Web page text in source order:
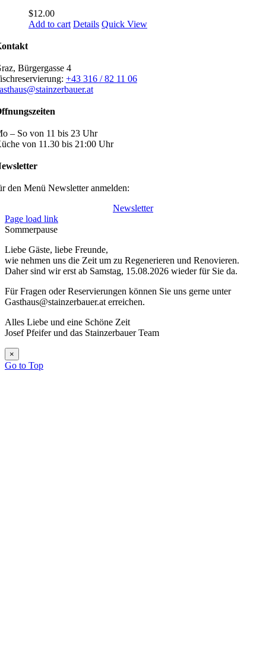
$12.00
Add to cart Details Quick View
Bürgergasse 4
+43 316 / 82 11 06
– So von 11 bis 23 Uhr
von 11.30 bis 21:00 Uhr
den Menü Newsletter anmelden:
Newsletter
Page load link
Sommerpause
Liebe Gäste, liebe Freunde,
wie nehmen uns die Zeit um zu Regenerieren und Renovieren.
Daher sind wir erst ab Samstag, 15.08.2026 wieder für Sie da.
Für Fragen oder Reservierungen können Sie uns gerne unter
Gasthaus@stainzerbauer.at erreichen.
Alles Liebe und eine Schöne Zeit
Josef Pfeifer und das Stainzerbauer Team
×
Go to Top